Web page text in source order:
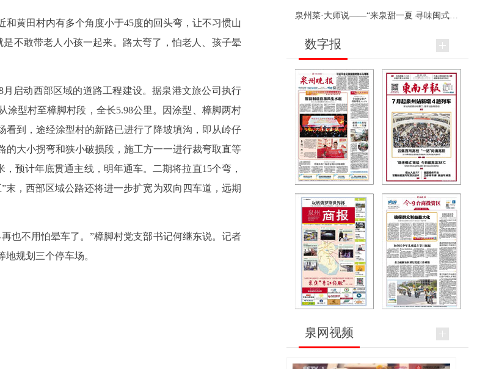
黄田村内有多个角度小于45度的回头弯，让不习惯山
不敢带老人小孩一起来。路太弯了，怕老人、孩子晕
启动西部区域的道路工程建设。据泉港文旅公司执行
型村至樟脚村段，全长5.98公里。因涂型、樟脚两村
到，途经涂型村的新路已进行了降坡填沟，即从岭仔
大小拐弯和狭小破损段，施工方一一进行裁弯取直等
预计年底贯通主线，明年通车。二期将拉直15个弯，
末，西部区域公路还将进一步扩宽为双向四车道，远期
也不用怕晕车了。”樟脚村党支部书记何继东说。记者
规划三个停车场。
数字报
泉网视频